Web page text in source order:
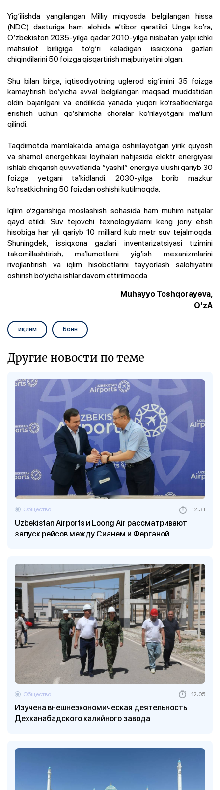
Yig‘ilishda yangilangan Milliy miqyosda belgilangan hissa
(NDC) dasturiga ham alohida e’tibor qaratildi. Unga ko‘ra,
O‘zbekiston 2035-yilga qadar 2010-yilga nisbatan yalpi ichki
mahsulot birligiga to‘g‘ri keladigan issiqxona gazlari
chiqindilarini 50 foizga qisqartirish majburiyatini olgan.
Shu bilan birga, iqtisodiyotning uglerod sig‘imini 35 foizga
kamaytirish bo‘yicha avval belgilangan maqsad muddatidan
oldin bajarilgani va endilikda yanada yuqori ko‘rsatkichlarga
erishish uchun qo‘shimcha choralar ko‘rilayotgani ma’lum
qilindi.
Taqdimotda mamlakatda amalga oshirilayotgan yirik quyosh
va shamol energetikasi loyihalari natijasida elektr energiyasi
ishlab chiqarish quvvatlarida “yashil” energiya ulushi qariyb 30
foizga yetgani ta’kidlandi. 2030-yilga borib mazkur
ko‘rsatkichning 50 foizdan oshishi kutilmoqda.
Iqlim o‘zgarishiga moslashish sohasida ham muhim natijalar
qayd etildi. Suv tejovchi texnologiyalarni keng joriy etish
hisobiga har yili qariyb 10 milliard kub metr suv tejalmoqda.
Shuningdek, issiqxona gazlari inventarizatsiyasi tizimini
takomillashtirish, ma’lumotlarni yig‘ish mexanizmlarini
rivojlantirish va iqlim hisobotlarini tayyorlash salohiyatini
oshirish bo‘yicha ishlar davom ettirilmoqda.
Muhayyo Toshqorayeva,
O‘zA
иқлим Бонн
Другие новости по теме
Uzbekistan Airports и Loong Air рассматривают
запуск рейсов между Сианем и Ферганой
Общество 12:31
Изучена внешнеэкономическая деятельность
Дехканабадского калийного завода
Общество 12:05